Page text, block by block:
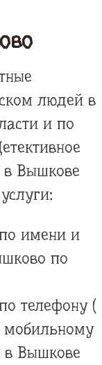
людей в
и по
в Вышкове
имени и
по
телефону (
в Вышкове